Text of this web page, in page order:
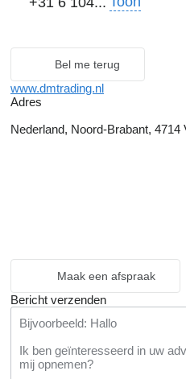
Bel me terug
www.dmtrading.nl
Adres
Nederland, Noord-Brabant,
Maak een afspraak
Bericht verzenden